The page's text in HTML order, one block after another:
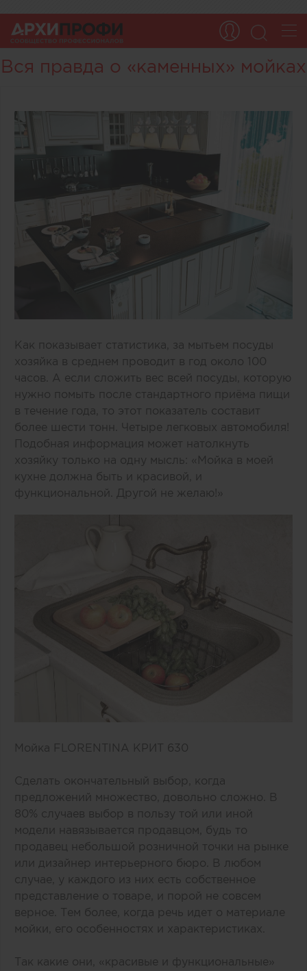
Вся правда о «каменных» мойках
Как показывает статистика, за мытьем посуды
хозяйка в среднем проводит в год около 100
часов. А если сложить вес всей посуды, которую
нужно помыть после стандартного приёма пищи
в течение года, то этот показатель составит
более шести тонн. Четыре легковых автомобиля!
Подобная информация может натолкнуть
хозяйку только на одну мысль: «Мойка в моей
кухне должна быть и красивой, и
функциональной. Другой не желаю!»
Мойка FLORENTINA КРИТ 630
Сделать окончательный выбор, когда
предложений множество, довольно сложно. В
80% случаев выбор в пользу той или иной
модели навязывается продавцом, будь то
продавец небольшой розничной точки на рынке
или дизайнер интерьерного бюро. В любом
случае, у каждого из них есть собственное
представление о товаре, и порой не совсем
верное. Тем более, когда речь идет о материале
мойки, его особенностях и характеристиках.
Так какие они, «красивые и функциональные»